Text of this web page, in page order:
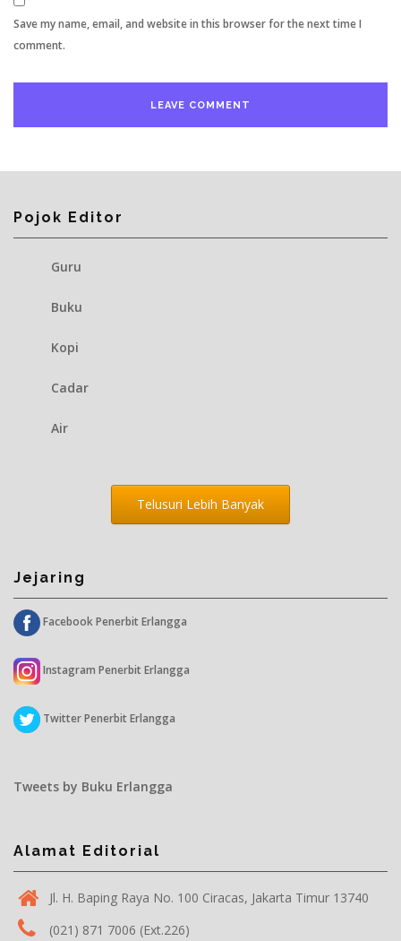
Save my name, email, and website in this browser for the next time I
comment.
Pojok Editor
Guru
Buku
Kopi
Cadar
Air
Telusuri Lebih Banyak
Jejaring
Facebook Penerbit Erlangga
Instagram Penerbit Erlangga
Twitter Penerbit Erlangga
Tweets by Buku Erlangga
Alamat Editorial
Jl. H. Baping Raya No. 100 Ciracas, Jakarta Timur 13740
(021) 871 7006 (Ext.226)